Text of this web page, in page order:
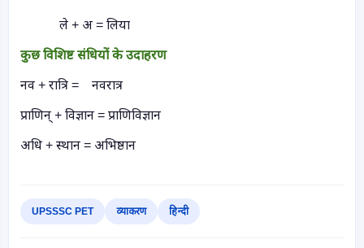
ले + अ = लिया
कुछ विशिष्ट संधियों के उदाहरण
नव + रात्रि = नवरात्र
प्राणिन् + विज्ञान = प्राणिविज्ञान
अधि + स्थान = अभिष्ठान
UPSSSC PET व्याकरण हिन्दी